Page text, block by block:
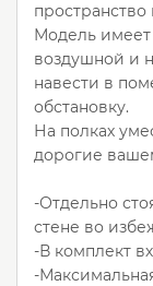
Модель имеет
воздушной и
навести в
обстановку.
На полках
дорогие
-Отдельно
стене во
-В комплект
-